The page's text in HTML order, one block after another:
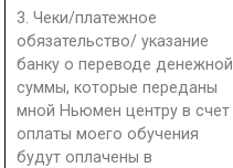
3. Чеки/платежное
обязательство/ указание
банку о переводе денежной
суммы, которые переданы
мной Ньюмен центру в счет
оплаты моего обучения
будут оплачены в